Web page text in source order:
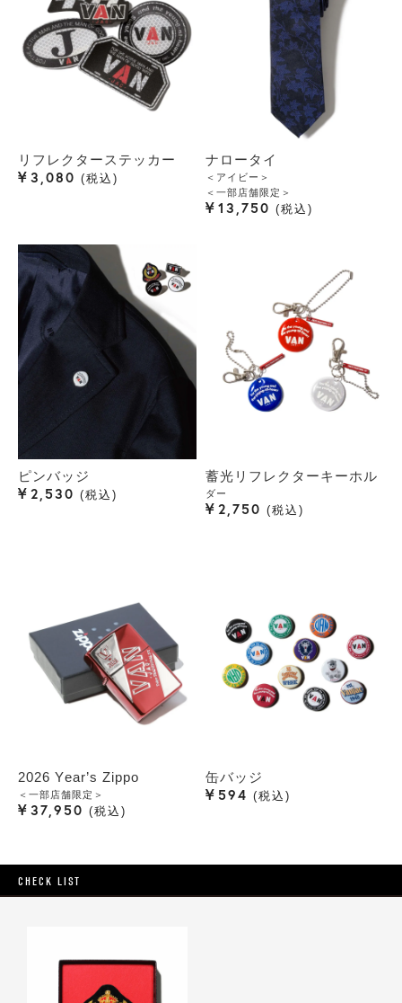
リフレクターステッカー
¥ 3,080 税込
ナロータイ
＜アイビー＞
＜一部店舗限定＞
¥ 13,750 税込
ピンバッジ
¥ 2,530 税込
蓄光リフレクターキーホル
ダー
¥ 2,750 税込
2026 Year’s Zippo
＜一部店舗限定＞
¥ 37,950 税込
缶バッジ
¥ 594 税込
CHECK LIST